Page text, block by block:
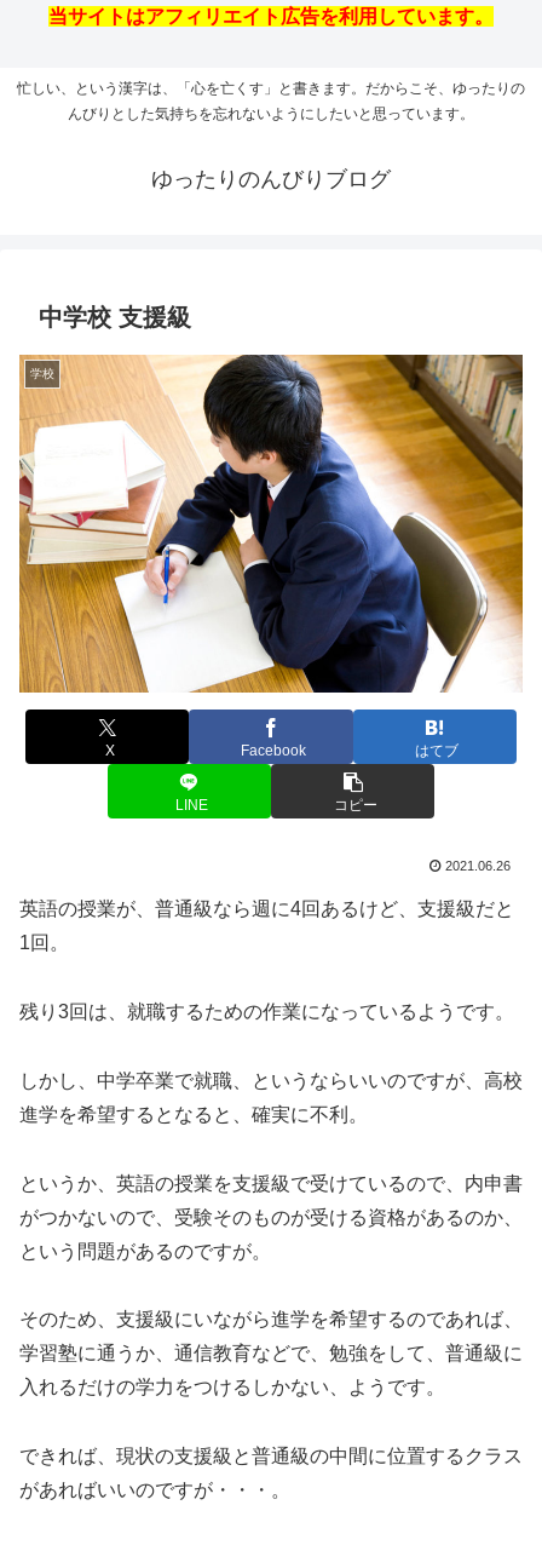
当サイトはアフィリエイト広告を利用しています。
忙しい、という漢字は、「心を亡くす」と書きます。だからこそ、ゆったりの
んびりとした気持ちを忘れないようにしたいと思っています。
ゆったりのんびりブログ
中学校 支援級
学校
X Facebook はてブ
LINE コピー
2021.06.26
英語の授業が、普通級なら週に4回あるけど、支援級だと
1回。
残り3回は、就職するための作業になっているようです。
しかし、中学卒業で就職、というならいいのですが、高校
進学を希望するとなると、確実に不利。
というか、英語の授業を支援級で受けているので、内申書
がつかないので、受験そのものが受ける資格があるのか、
という問題があるのですが。
そのため、支援級にいながら進学を希望するのであれば、
学習塾に通うか、通信教育などで、勉強をして、普通級に
入れるだけの学力をつけるしかない、ようです。
できれば、現状の支援級と普通級の中間に位置するクラス
があればいいのですが・・・。